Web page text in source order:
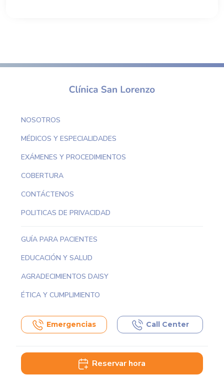
NOSOTROS
MÉDICOS Y ESPECIALIDADES
EXÁMENES Y PROCEDIMIENTOS
COBERTURA
CONTÁCTENOS
POLITICAS DE PRIVACIDAD
GUÍA PARA PACIENTES
EDUCACIÓN Y SALUD
AGRADECIMIENTOS DAISY
ÉTICA Y CUMPLIMIENTO
Emergencias Call Center
Reservar hora